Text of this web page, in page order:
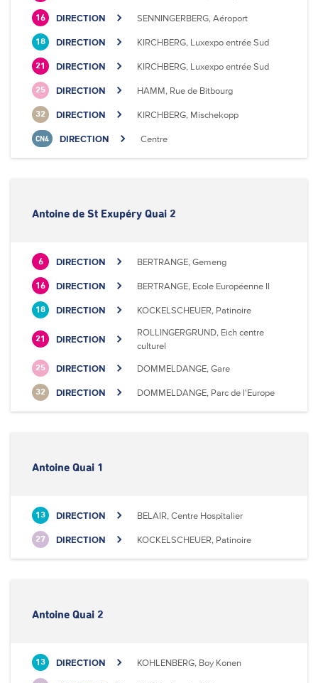
16 DIRECTION SENNINGERBERG, Aéroport
18 DIRECTION KIRCHBERG, Luxexpo entrée Sud
21 DIRECTION KIRCHBERG, Luxexpo entrée Sud
25 DIRECTION HAMM, Rue de Bitbourg
32 DIRECTION KIRCHBERG, Mischekopp
CN4 DIRECTION Centre
Antoine de St Exupéry Quai 2
6 DIRECTION BERTRANGE, Gemeng
16 DIRECTION BERTRANGE, Ecole Européenne II
18 DIRECTION KOCKELSCHEUER, Patinoire
21 DIRECTION
ROLLINGERGRUND, Eich centre
culturel
25 DIRECTION DOMMELDANGE, Gare
32 DIRECTION DOMMELDANGE, Parc de l'Europe
Antoine Quai 1
13 DIRECTION BELAIR, Centre Hospitalier
27 DIRECTION KOCKELSCHEUER, Patinoire
Antoine Quai 2
13 DIRECTION KOHLENBERG, Boy Konen